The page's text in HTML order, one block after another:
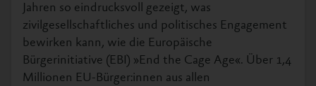
Jahren so eindrucksvoll gezeigt, was
zivilgesellschaftliches und politisches Engagement
bewirken kann, wie die Europäische
Bürgerinitiative (EBI) »End the Cage Age«. Über 1,4
Millionen EU-Bürger:innen aus allen